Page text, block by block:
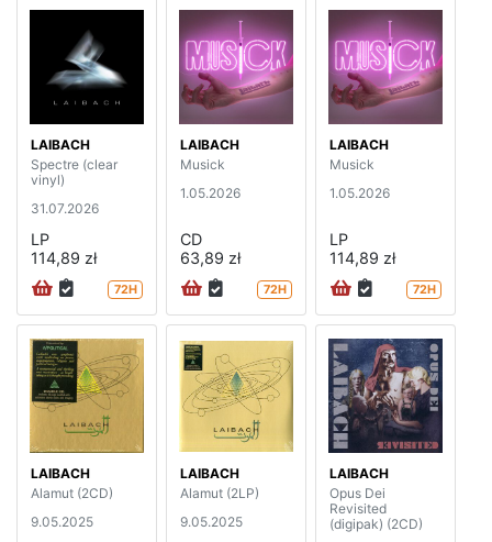
LAIBACH
Spectre (clear
vinyl)
31.07.2026
LP
114,89 zł
72H
LAIBACH
Musick
1.05.2026
CD
63,89 zł
72H
LAIBACH
Musick
1.05.2026
LP
114,89 zł
72H
LAIBACH
Alamut (2CD)
9.05.2025
LAIBACH
Alamut (2LP)
9.05.2025
LAIBACH
Opus Dei
Revisited
(digipak) (2CD)